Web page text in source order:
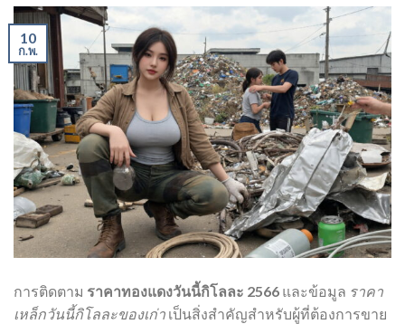
10
ก.พ.
การติดตาม ราคาทองแดงวันนี้กิโลละ 2566 และข้อมูล ราคา
เหล็กวันนี้กิโลละของเก่า เป็นสิ่งสำคัญสำหรับผู้ที่ต้องการขาย